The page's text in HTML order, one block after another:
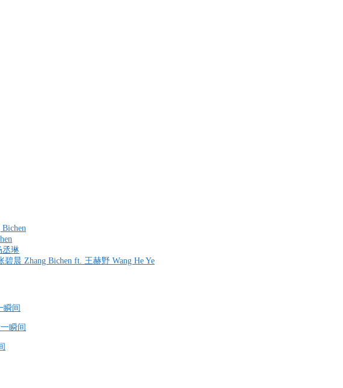
丞琳
晨 Zhang Bichen ft. 王赫野 Wang He Ye
瞬间
瞬间